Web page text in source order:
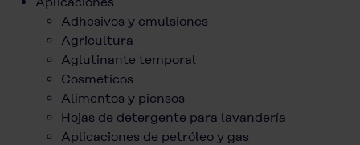
Adhesivos y emulsiones
Agricultura
Aglutinante temporal
Cosméticos
Alimentos y piensos
Hojas de detergente para lavandería
Aplicaciones de petróleo y gas